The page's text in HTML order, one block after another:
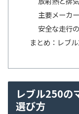
主要メーカ
安全な走行
まとめ：レブ
レブル250の
選び方